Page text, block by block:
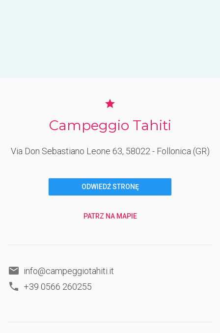
Campeggio Tahiti
Via Don Sebastiano Leone 63, 58022 - Follonica (GR)
ODWIEDŹ STRONĘ
PATRZ NA MAPIE
info@campeggiotahiti.it
+39 0566 260255